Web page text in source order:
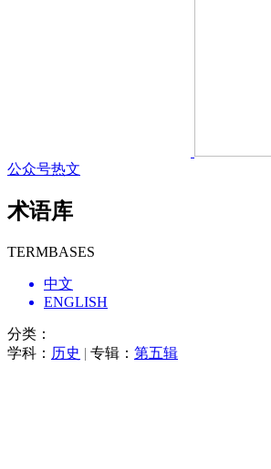
公众号热文
术语库
TERMBASES
中文
ENGLISH
分类：
学科： 历史 | 专辑： 第五辑